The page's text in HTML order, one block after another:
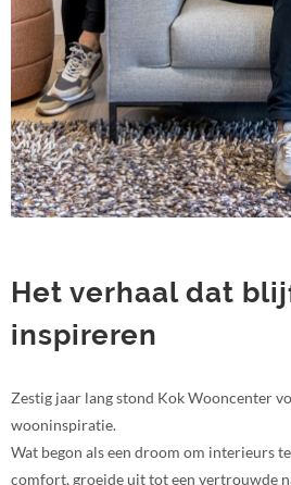
Het verhaal dat
inspireren
Zestig jaar lang stond Kok Wooncenter
wooninspiratie.
Wat begon als een droom om interieurs
comfort, groeide uit tot een vertrouwde